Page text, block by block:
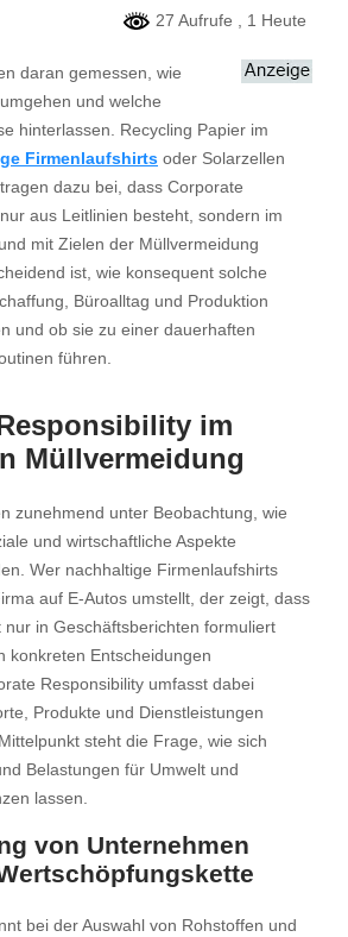
27 Aufrufe , 1 Heute
daran gemessen, wie
und welche
hinterlassen. Recycling Papier im
Firmenlaufshirts oder Solarzellen
dazu bei, dass Corporate
aus Leitlinien besteht, sondern im
mit Zielen der Müllvermeidung
ist, wie konsequent solche
Büroalltag und Produktion
und ob sie zu einer dauerhaften
führen.
im
Müllvermeidung
zunehmend unter Beobachtung, wie
und wirtschaftliche Aspekte
Wer nachhaltige Firmenlaufshirts
auf E-Autos umstellt, der zeigt, dass
nur in Geschäftsberichten formuliert
konkreten Entscheidungen
Responsibility umfasst dabei
Produkte und Dienstleistungen
steht die Frage, wie sich
Belastungen für Umwelt und
lassen.
von Unternehmen
bei der Auswahl von Rohstoffen und